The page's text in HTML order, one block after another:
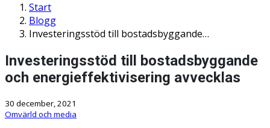
Start
Blogg
Investeringsstöd till bostadsbyggande…
Investeringsstöd till bostadsbyggande
och energieffektivisering avvecklas
30 december, 2021
Omvärld och media